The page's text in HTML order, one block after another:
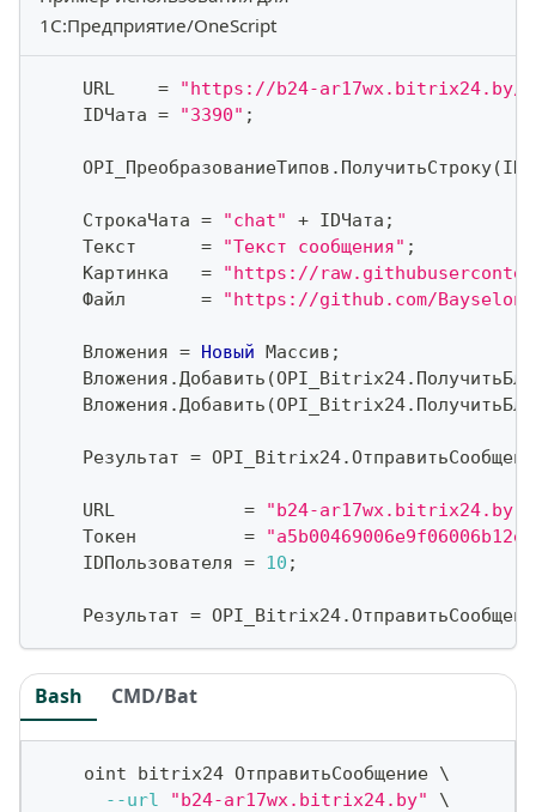
1С:Предприятие/OneScript
    URL
=
"https://b24-
    IDЧата
= "3390" ;
    OPI_ПреобразованиеТипов
. ПолучитьСтроку(
    СтрокаЧата
= "chat" + IDЧата ;
    Текст
= "Текст сообщения" ;
    Картинка
=
"https://
    Файл
= "https://github.com/
    Вложения
= Новый Массив ;
    Вложения
.Добавить (OPI_Bitrix24.
    Вложения
.Добавить (OPI_Bitrix24.
    Результат
= OPI_Bitrix24.
    URL
= "b24-ar17wx.bitrix24.by"
    Токен
=
    IDПользователя
= 10 ;
    Результат
= OPI_Bitrix24.
Bash CMD/Bat
    oint bitrix24 ОтправитьСообщение
\
--url
"b24-ar17wx.bitrix24.by"
\